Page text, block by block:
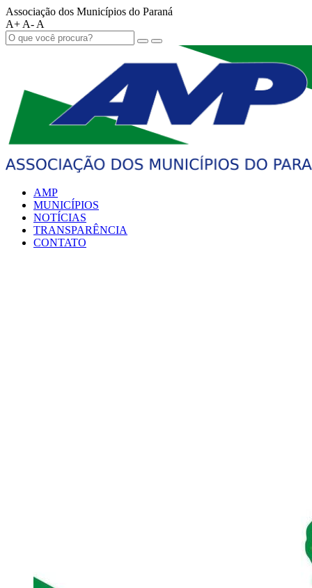
Associação dos Municípios do Paraná
A+ A- A
AMP
MUNICÍPIOS
NOTÍCIAS
TRANSPARÊNCIA
CONTATO